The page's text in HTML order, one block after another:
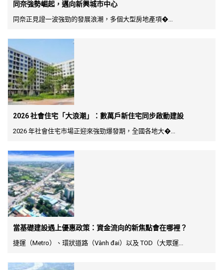
同奈強勢崛起，邁向新興城市中心
同奈正見證一波強勁的發展浪潮，多個大型房地產項�...
2026 社會住宅「大浪潮」：數萬戶新住宅同步啟動建設
2026 年社會住宅市場正迎來強勁爆發期，全國各地大�...
當基礎建設遇上優惠政策：資金流向的新焦點會在哪裡？
捷運（Metro）、環狀道路（Vành đai）以及 TOD（大眾運...